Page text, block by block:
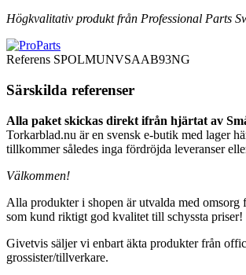
Högkvalitativ produkt från Professional Parts
Referens SPOLMUNVSAAB93NG
Särskilda referenser
Alla paket skickas direkt ifrån hjärtat av
Torkarblad.nu är en svensk e-butik med lager
tillkommer således inga fördröjda leveranser
Välkommen!
Alla produkter i shopen är utvalda med omsorg
som kund riktigt god kvalitet till schyssta priser!
Givetvis säljer vi enbart äkta produkter från
grossister/tillverkare.